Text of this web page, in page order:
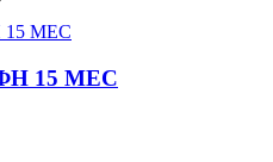
15 МЕС